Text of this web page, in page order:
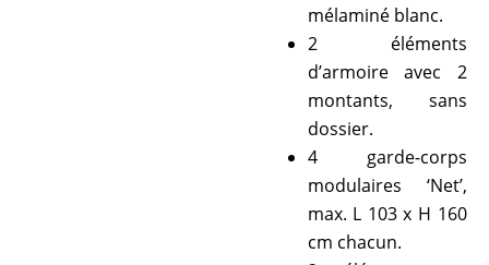
mélaminé blanc.
2 éléments
d’armoire avec 2
montants, sans
dossier.
4 garde-corps
modulaires ‘Net’,
max. L 103 x H 160
cm chacun.